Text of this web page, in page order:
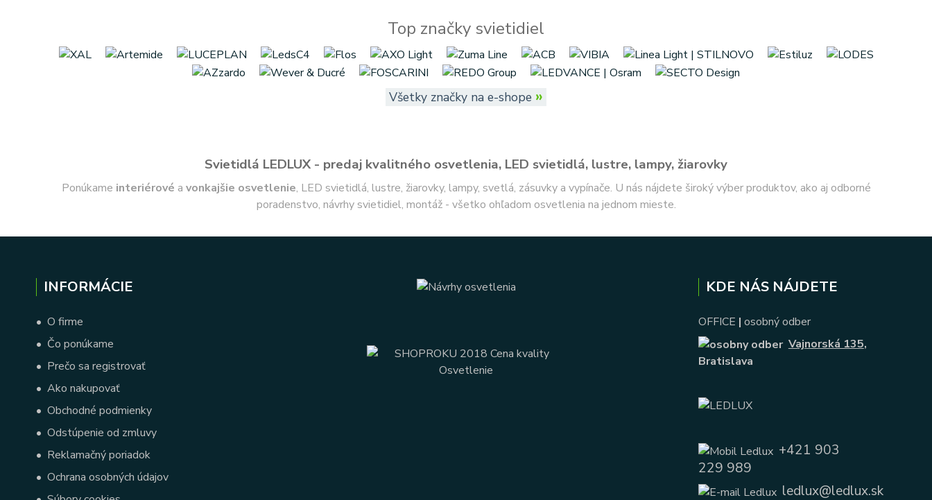
Top značky svietidiel
Všetky značky na e-shope »
Svietidlá LEDLUX - predaj kvalitného osvetlenia, LED svietidlá, lustre, lampy, žiarovky
Ponúkame interiérové a vonkajšie osvetlenie, LED svietidlá, lustre, žiarovky, lampy, svetlá, zásuvky a vypínače. U nás nájdete široký výber produktov, ako aj odborné
poradenstvo, návrhy svietidiel, montáž - všetko ohľadom osvetlenia na jednom mieste.
INFORMÁCIE
• O firme
• Čo ponúkame
• Prečo sa registrovať
• Ako nakupovať
• Obchodné podmienky
• Odstúpenie od zmluvy
• Reklamačný poriadok
• Ochrana osobných údajov
KDE NÁS NÁJDETE
OFFICE | osobný odber
Vajnorská 135,
Bratislava
+421 903
229 989
ledlux@ledlux.sk